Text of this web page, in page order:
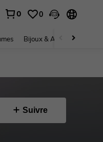
0 0
Bijoux & Accessoires pour
Suivre